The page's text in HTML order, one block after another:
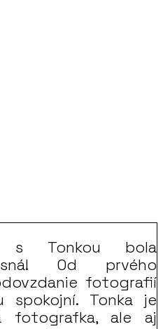
s Tonkou bola
Od prvého
fotografií
spokojní. Tonka je
fotografka, ale aj